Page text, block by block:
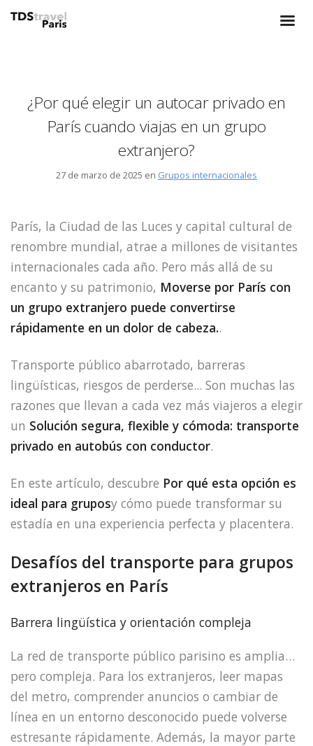
¿Por qué elegir un autocar privado en
París cuando viajas en un grupo
extranjero?
27 de marzo de 2025 en Grupos internacionales
París, la Ciudad de las Luces y capital cultural de
renombre mundial, atrae a millones de visitantes
internacionales cada año. Pero más allá de su
encanto y su patrimonio, Moverse por París con
un grupo extranjero puede convertirse
rápidamente en un dolor de cabeza..
Transporte público abarrotado, barreras
lingüísticas, riesgos de perderse... Son muchas las
razones que llevan a cada vez más viajeros a elegir
un Solución segura, flexible y cómoda: transporte
privado en autobús con conductor.
En este artículo, descubre Por qué esta opción es
ideal para gruposy cómo puede transformar su
estadía en una experiencia perfecta y placentera.
Desafíos del transporte para grupos
extranjeros en París
Barrera lingüística y orientación compleja
La red de transporte público parisino es amplia…
pero compleja. Para los extranjeros, leer mapas
del metro, comprender anuncios o cambiar de
línea en un entorno desconocido puede volverse
estresante rápidamente. Además, la mayor parte